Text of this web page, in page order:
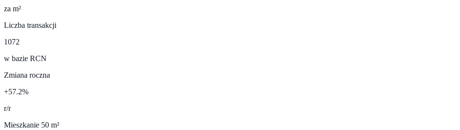
za m²
Liczba transakcji
1072
w bazie RCN
Zmiana roczna
+57.2%
r/r
Mieszkanie 50 m²